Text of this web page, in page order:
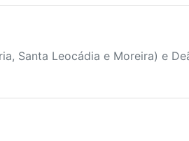
Santa Leocádia e Moreira) e